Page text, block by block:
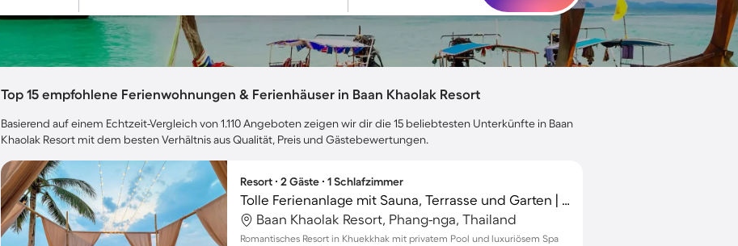
Top 15 empfohlene Ferienwohnungen & Ferienhäuser in Baan Khaolak Resort
Basierend auf einem Echtzeit-Vergleich von 1.110 Angeboten zeigen wir dir die 15 beliebtesten Unterkünfte in Baan
Khaolak Resort mit dem besten Verhältnis aus Qualität, Preis und Gästebewertungen.
Resort ∙ 2 Gäste ∙ 1 Schlafzimmer
Tolle Ferienanlage mit Sauna, Terrasse und Garten | Gartenblick | Nah am Strand
Baan Khaolak Resort, Phang-nga, Thailand
Romantisches Resort in Khuekkhak mit privatem Pool und luxuriösem Spa